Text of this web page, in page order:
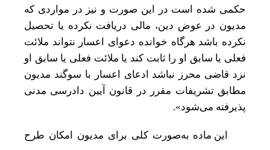
حکمی شده است در این صورت و نیز در مواردی که
مدیون در عوض دین، مالی دریافت نکرده یا تحصیل
نکرده باشد هرگاه خوانده دعوای اعسار نتواند ملائت
فعلی یا سابق او را ثابت کند یا ملائت فعلی یا سابق او
نزد قاضی محرز نباشد ادعای اعسار با سوگند مدیون
مطابق تشریفات مقرر در قانون آیین دادرسی مدنی
پذیرفته می‌شود».
این ماده به‌صورت کلی برای مدیون امکان طرح